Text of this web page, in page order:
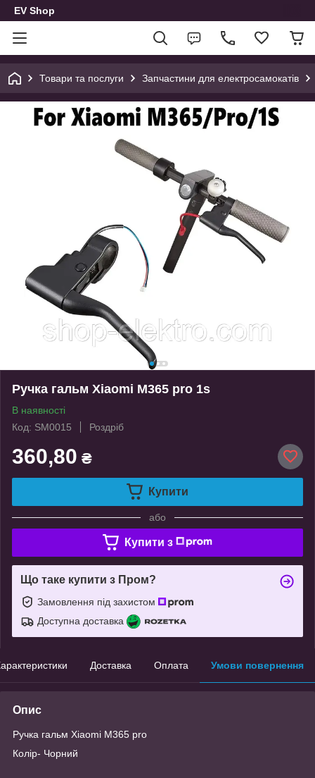
EV Shop
Товари та послуги Запчастини для електросамокатів
Ручка гальм Xiaomi M365 pro 1s
В наявності
Код: SM0015
Роздріб
360,80 ₴
Купити
або
Купити з
Що таке купити з Пром?
Замовлення під захистом
Доступна доставка
Доставка Оплата Умови повернення
Опис
Ручка гальм Xiaomi M365 pro
Колір- Чорний